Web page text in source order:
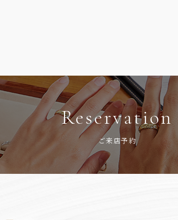
Reservation
ご来店予約